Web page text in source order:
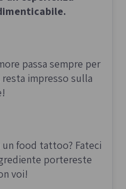
passa sempre per
impresso sulla
un food tattoo? Fateci
portereste
voi!